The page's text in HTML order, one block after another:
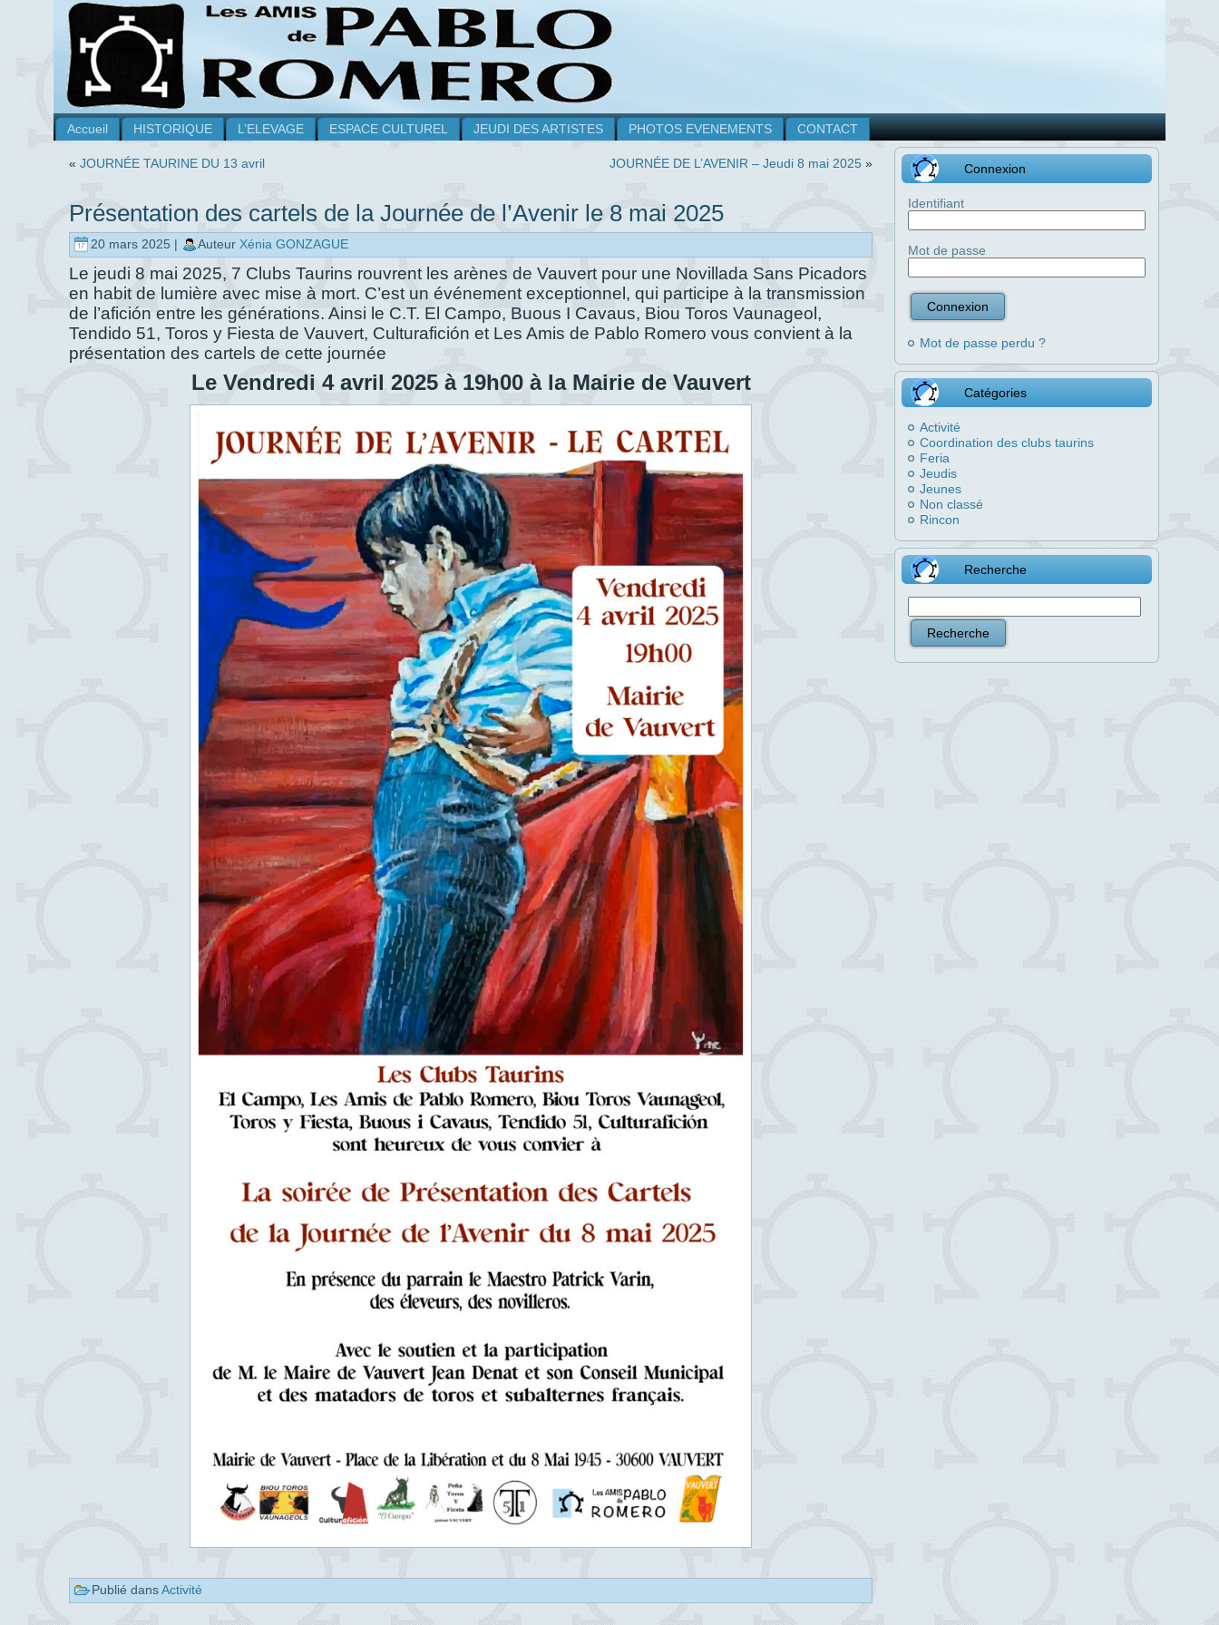
Accueil HISTORIQUE L’ELEVAGE ESPACE CULTUREL JEUDI DES ARTISTES PHOTOS EVENEMENTS CONTACT
« JOURNÉE TAURINE DU 13 avril JOURNÉE DE L’AVENIR – Jeudi 8 mai 2025 »
Présentation des cartels de la Journée de l’Avenir le 8 mai 2025
20 mars 2025 | Auteur Xénia GONZAGUE
Le jeudi 8 mai 2025, 7 Clubs Taurins rouvrent les arènes de Vauvert pour une Novillada Sans Picadors
en habit de lumière avec mise à mort. C’est un événement exceptionnel, qui participe à la transmission
de l’afición entre les générations. Ainsi le C.T. El Campo, Buous I Cavaus, Biou Toros Vaunageol,
Tendido 51, Toros y Fiesta de Vauvert, Culturafición et Les Amis de Pablo Romero vous convient à la
présentation des cartels de cette journée
Le Vendredi 4 avril 2025 à 19h00 à la Mairie de Vauvert
Publié dansActivité
Connexion
Identifiant
Mot de passe
Mot de passe perdu ?
Catégories
Activité
Coordination des clubs taurins
Feria
Jeudis
Jeunes
Non classé
Rincon
Recherche